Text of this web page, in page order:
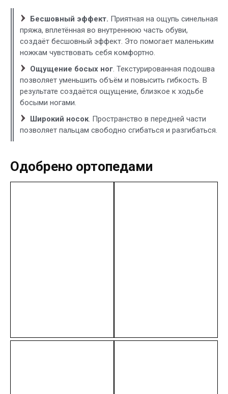
Бесшовный эффект. Приятная на ощупь синельная
пряжа, вплетённая во внутреннюю часть обуви,
создаёт бесшовный эффект. Это помогает маленьким
ножкам чувствовать себя комфортно.
Ощущение босых ног. Текстурированная подошва
позволяет уменьшить объём и повысить гибкость. В
результате создаётся ощущение, близкое к ходьбе
босыми ногами.
Широкий носок. Пространство в передней части
позволяет пальцам свободно сгибаться и разгибаться.
Одобрено ортопедами